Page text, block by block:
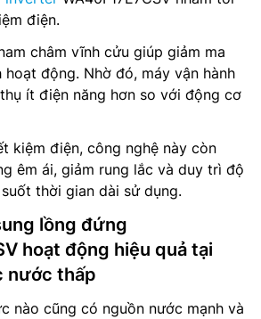
điện.
châm vĩnh cửu giúp giảm ma
động. Nhờ đó, máy vận hành
ít điện năng hơn so với động cơ
kiệm điện, công nghệ này còn
êm ái, giảm rung lắc và duy trì độ
thời gian dài sử dụng.
lồng đứng
hoạt động hiệu quả tại
nước thấp
nào cũng có nguồn nước mạnh và